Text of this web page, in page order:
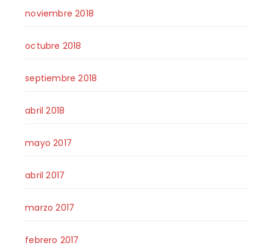
noviembre 2018
octubre 2018
septiembre 2018
abril 2018
mayo 2017
abril 2017
marzo 2017
febrero 2017